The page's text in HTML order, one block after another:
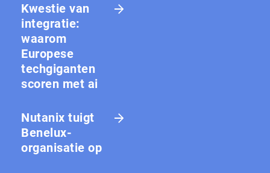
Kwestie van
integratie:
waarom
Europese
techgiganten
scoren met ai
Nutanix tuigt
Benelux-
organisatie op